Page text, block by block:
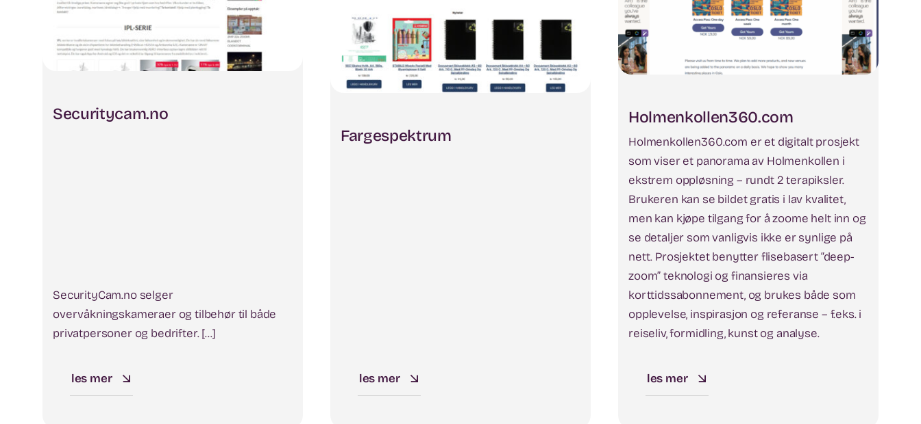
Securitycam.no
SecurityCam.no selger
overvåkningskameraer og tilbehør til både
privatpersoner og bedrifter. [...]
les mer
Fargespektrum
les mer
Holmenkollen360.com
Holmenkollen360.com er et digitalt prosjekt
som viser et panorama av Holmenkollen i
ekstrem oppløsning – rundt 2 terapiksler.
Brukeren kan se bildet gratis i lav kvalitet,
men kan kjøpe tilgang for å zoome helt inn og
se detaljer som vanligvis ikke er synlige på
nett. Prosjektet benytter flisebasert “deep-
zoom” teknologi og finansieres via
korttidssabonnement, og brukes både som
opplevelse, inspirasjon og referanse – f.eks. i
reiseliv, formidling, kunst og analyse.
les mer